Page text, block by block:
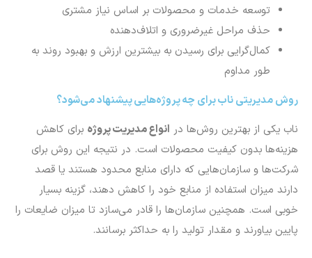
توسعه خدمات و محصولات بر اساس نیاز مشتری
حذف مراحل غیرضروری و اتلاف‌دهنده
کمال‌گرایی برای رسیدن به بیشترین ارزش و بهبود روند به
طور مداوم
روش مدیریتی ناب برای چه پروژه‌هایی پیشنهاد می‌شود؟
ناب یکی از بهترین روش‌ها در انواع مدیریت پروژه برای کاهش
هزینه‌ها بدون کیفیت محصولات است. در نتیجه این روش برای
شرکت‌ها و سازمان‌هایی که دارای منابع محدود هستند یا قصد
دارند میزان استفاده از منابع خود را کاهش دهند، گزینه بسیار
خوبی است. همچنین سازمان‌ها را قادر می‌سازد تا میزان ضایعات را
پایین بیاورند و مقدار تولید را به حداکثر برسانند.